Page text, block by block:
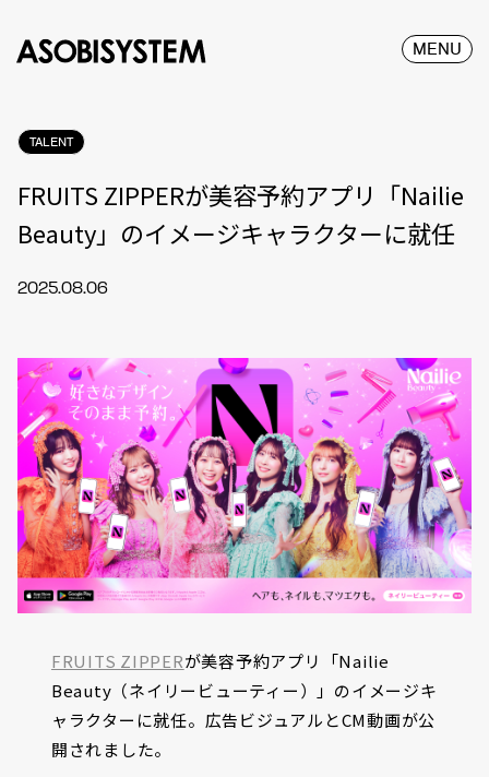
MENU
TALENT
FRUITS ZIPPERが美容予約アプリ「Nailie
Beauty」のイメージキャラクターに就任
2025.08.06
FRUITS ZIPPERが美容予約アプリ「Nailie
Beauty（ネイリービューティー）」のイメージキ
ャラクターに就任。広告ビジュアルとCM動画が公
開されました。